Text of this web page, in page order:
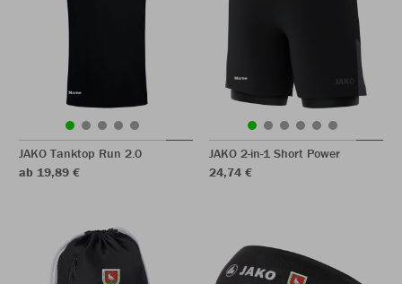
JAKO Tanktop Run 2.0
ab 19,89 €
JAKO 2-in-1 Short Power
24,74 €